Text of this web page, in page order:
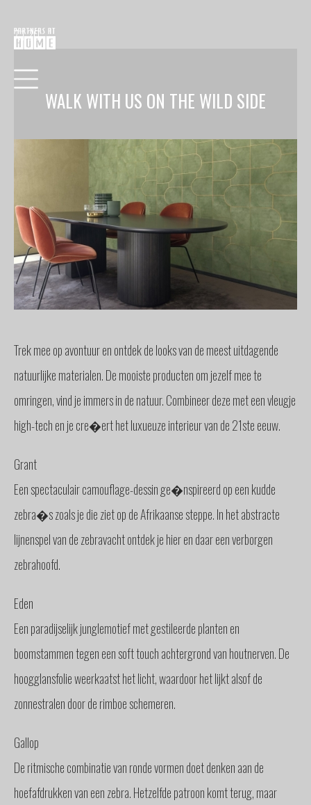
COLLECTIE
VERF
BEHANG
RAAMDECORATIE
VLOEREN
BUITENZONWERING
MEUBELS
& ACCESSOIRES
BUITENLEVEN
BENODIGDHEDEN
INTERNATIONAAL
SPANJE
BINNENKIJKERS
TEAM
STEL
VRAAG
CONTACT
7.1.20
WALK WITH US ON THE WILD SIDE
Trek mee op avontuur en ontdek de looks van de meest uitdagende
natuurlijke materialen. De mooiste producten om jezelf mee te
omringen, vind je immers in de natuur. Combineer deze met een vleugje
high-tech en je cre�ert het luxueuze interieur van de 21ste eeuw.
Grant
Een spectaculair camouflage-dessin ge�nspireerd op een kudde
zebra�s zoals je die ziet op de Afrikaanse steppe. In het abstracte
lijnenspel van de zebravacht ontdek je hier en daar een verborgen
zebrahoofd.
Eden
Een paradijselijk junglemotief met gestileerde planten en
boomstammen tegen een soft touch achtergrond van houtnerven. De
hoogglansfolie weerkaatst het licht, waardoor het lijkt alsof de
zonnestralen door de rimboe schemeren.
Gallop
De ritmische combinatie van ronde vormen doet denken aan de
hoefafdrukken van een zebra. Hetzelfde patroon komt terug, maar